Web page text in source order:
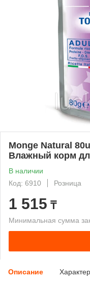
Monge Natural
Влажный корм
В наличии
Код: 6910
Розница
1 515 ₸
Минимальная сумма
Описание